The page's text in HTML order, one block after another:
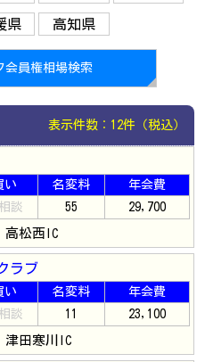
県 高知県
会員権相場検索
表示件数：12件（税込）
い 名変料
年会費
談 55 29,700
松西IC
ラブ
い 名変料
年会費
談 11 23,100
田寒川IC